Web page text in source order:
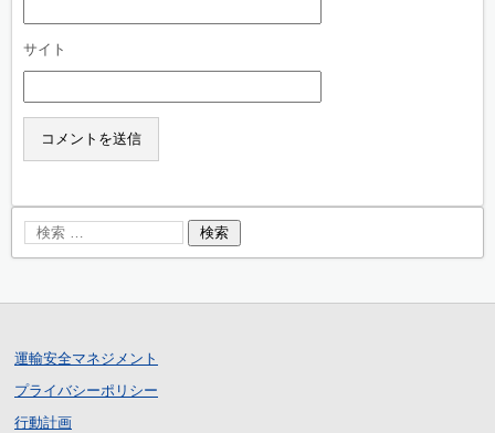
サイト
運輸安全マネジメント
プライバシーポリシー
行動計画